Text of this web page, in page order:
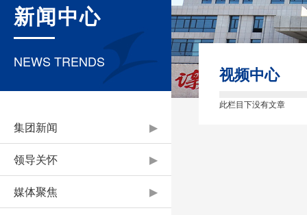
新闻中心
NEWS TRENDS
集团新闻 ▶
领导关怀 ▶
媒体聚焦 ▶
视频中心
此栏目下没有文章